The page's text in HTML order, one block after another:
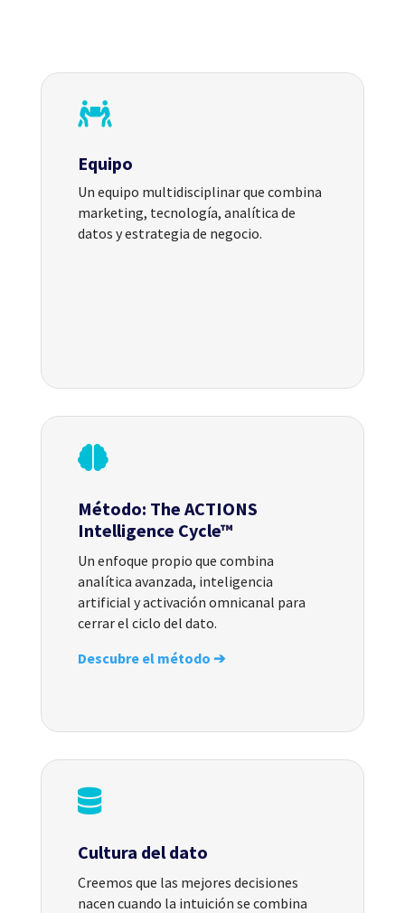

Equipo
Un equipo multidisciplinar que combina
marketing, tecnología, analítica de
datos y estrategia de negocio.

Método: The ACTIONS
Intelligence Cycle™
Un enfoque propio que combina
analítica avanzada, inteligencia
artificial y activación omnicanal para
cerrar el ciclo del dato.
Descubre el método ➔

Cultura del dato
Creemos que las mejores decisiones
nacen cuando la intuición se combina